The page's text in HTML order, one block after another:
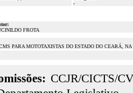
-
FROTA
PARA MOTOTAXISTAS DO ESTADO DO CEARÁ,
CCJR/CICTS/